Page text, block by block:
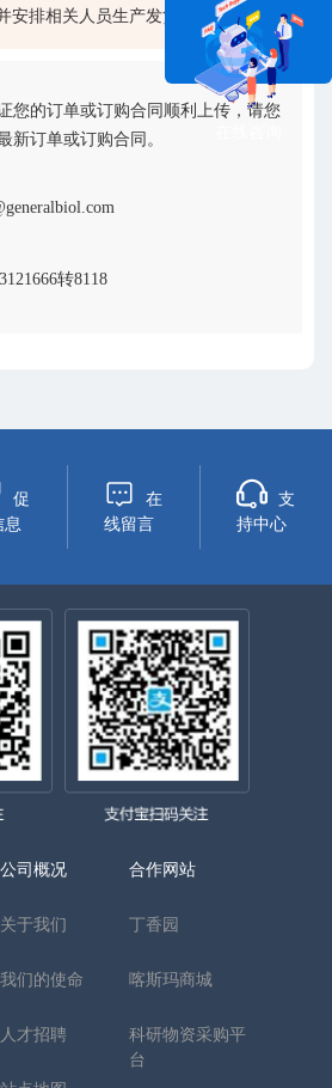
安排相关人员生产发货。
您的订单或订购合同顺利上传，请您
新订单或订购合同。
转8118
促
息
在
线留言
支
持中心
公司概况
关于我们
我们的使命
人才招聘
合作网站
丁香园
喀斯玛商城
科研物资采购平
台